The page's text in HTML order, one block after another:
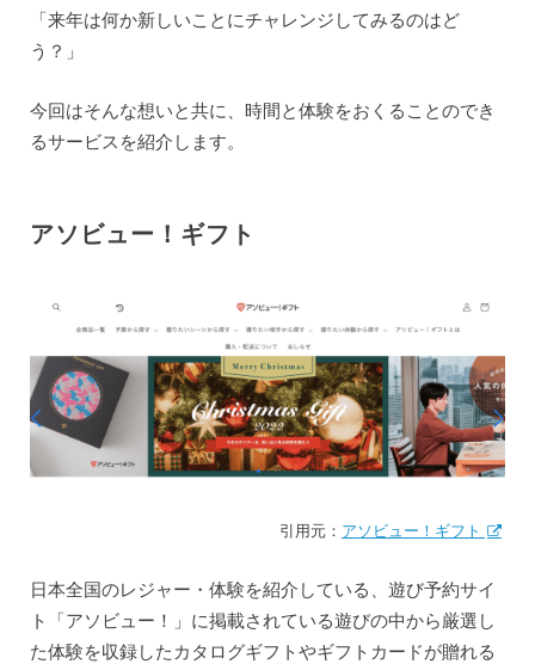
「来年は何か新しいことにチャレンジしてみるのはど
う？」
今回はそんな想いと共に、時間と体験をおくることのでき
るサービスを紹介します。
アソビュー！ギフト
引用元： アソビュー！ギフト
日本全国のレジャー・体験を紹介している、遊び予約サイ
ト「アソビュー！」に掲載されている遊びの中から厳選し
た体験を収録したカタログギフトやギフトカードが贈れる